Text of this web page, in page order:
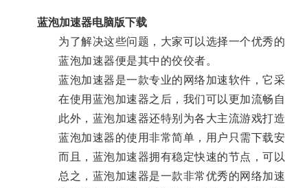
蓝泡加速器电脑版下载
为了解决这些问题，大家可以选择一个优秀的
蓝泡加速器便是其中的佼佼者。
蓝泡加速器是一款专业的网络加速软件，它采
在使用蓝泡加速器之后，我们可以更加流畅自
此外，蓝泡加速器还特别为各大主流游戏打造
蓝泡加速器的使用非常简单，用户只需下载安
而且，蓝泡加速器拥有稳定快速的节点，可以
总之，蓝泡加速器是一款非常优秀的网络加速